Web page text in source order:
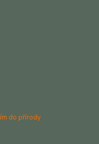
do přírody